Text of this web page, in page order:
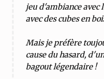
jeu d'ambiance avec
avec des cubes en
Mais je préfère
cause du hasard,
bagout légendaire !